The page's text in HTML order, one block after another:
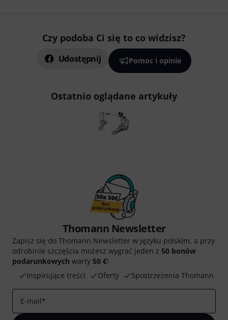
Czy podoba Ci się to co widzisz?
Udostępnij Pomoc i opinie
Ostatnio oglądane artykuły
Thomann Newsletter
Zapisz się do Thomann Newsletter w języku polskim, a przy
odrobinie szczęścia możesz wygrać jeden z 50 bonów
podarunkowych warty 50 €!
Inspirujące treści
Oferty Spostrzeżenia Thomann
E-mail*